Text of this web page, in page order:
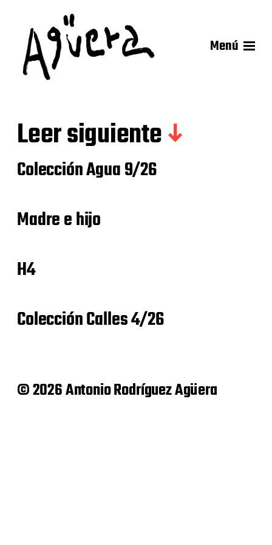
Menú
Leer siguiente
Colección Agua 9/26
Madre e hijo
H4
Colección Calles 4/26
© 2026 Antonio Rodríguez Agüera